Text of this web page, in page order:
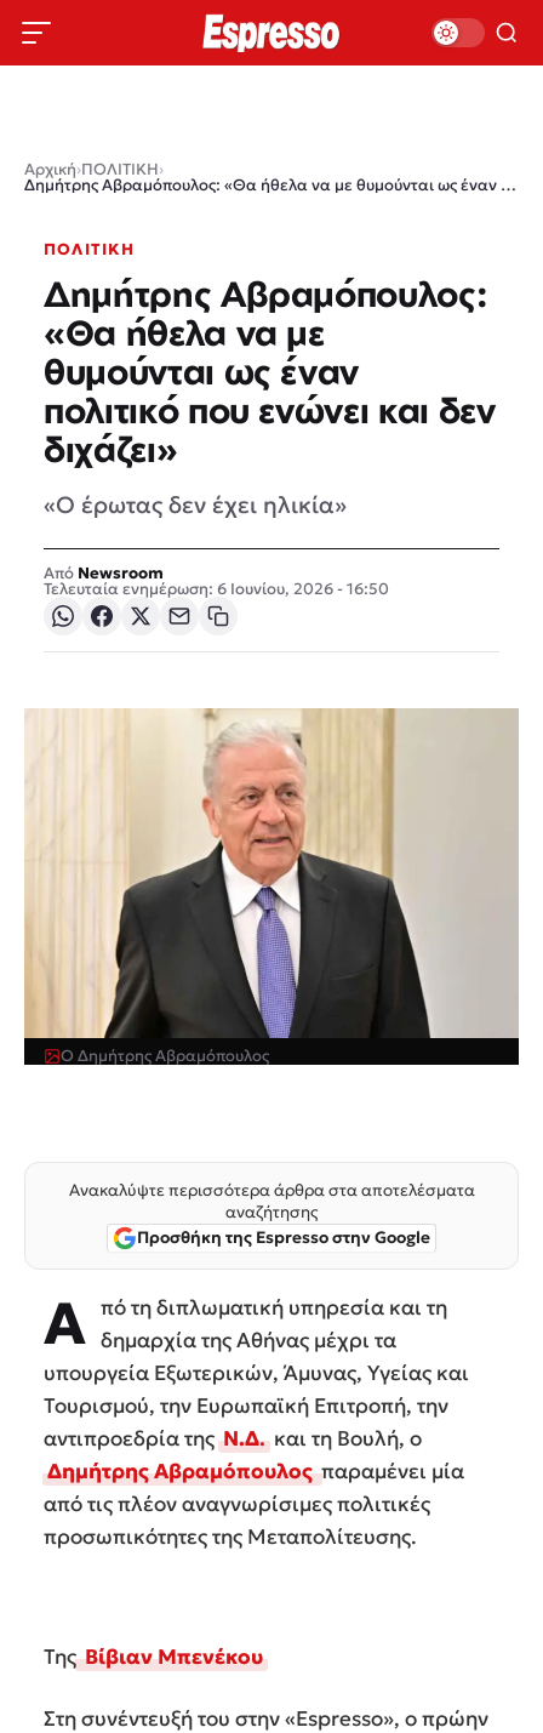
Αρχική›ΠΟΛΙΤΙΚΗ›
Δημήτρης Αβραμόπουλος: «Θα ήθελα να με θυμούνται ως έναν πολιτικό που ενώνει και δεν διχάζει»
ΠΟΛΙΤΙΚΗ
Δημήτρης Αβραμόπουλος:
«Θα ήθελα να με
θυμούνται ως έναν
πολιτικό που ενώνει και δεν
διχάζει»
«Ο έρωτας δεν έχει ηλικία»
Newsroom
Τελευταία ενημέρωση: 6 Ιουνίου, 2026 - 16:50
Ο Δημήτρης Αβραμόπουλος
Ανακαλύψτε περισσότερα άρθρα στα αποτελέσματα
αναζήτησης
Προσθήκη της Espresso στην Google
Α πό τη διπλωματική υπηρεσία και τη
δημαρχία της Αθήνας μέχρι τα
υπουργεία Εξωτερικών, Άμυνας, Υγείας και
Τουρισμού, την Ευρωπαϊκή Επιτροπή, την
αντιπροεδρία τηςΝ.Δ.και τη Βουλή, ο
Δημήτρης Αβραμόπουλος παραμένει μία
από τις πλέον αναγνωρίσιμες πολιτικές
προσωπικότητες της Μεταπολίτευσης.
Της Βίβιαν Μπενέκου
Στη συνέντευξή του στην «Espresso», ο πρώην